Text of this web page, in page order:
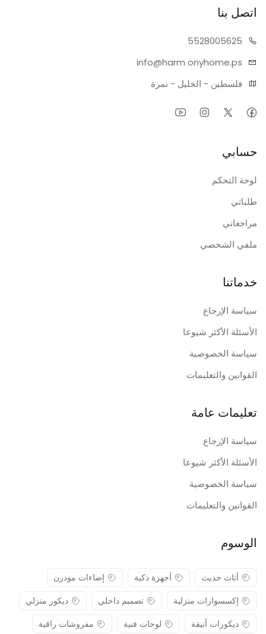
اتصل بنا
05625
55280
info@harm onyhome.ps
فلسطين - الخليل - نمرة
حسابي
لوحة التحكم
طلباتي
مراجعاتي
ملفي الشخصي
خدماتنا
سياسة الإرجاع
الأسئلة الأكثر شيوعا
سياسة الخصوصية
القوانين والتعليمات
تعليمات عامة
سياسة الإرجاع
الأسئلة الأكثر شيوعا
سياسة الخصوصية
القوانين والتعليمات
الوسوم
أثاث حديث أجهزة ذكية
إضاءات مودرن
إكسسوارات منزلية
تصميم داخلي
ديكور منزلي
ديكورات أنيقة
لوحات فنية مفروشات راقية